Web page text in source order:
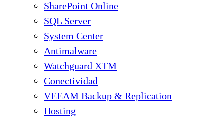
SharePoint Online
SQL Server
System Center
Antimalware
Watchguard XTM
Conectividad
VEEAM Backup & Replication
Hosting